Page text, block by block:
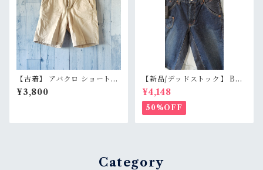
【古着】 アバクロ ショートパ
ンツ W28（実寸ウエスト78c
m） ベージュ 膝上丈 Abercr
¥3,800
【新品/デッドストック】 BL
UE WAY ブルーウェイ 日本製
デニムショートパンツ S/M/L
（M1431-50） 膝下丈 職人加
工 アメカジ RankS
¥4,148
50%OFF
Category